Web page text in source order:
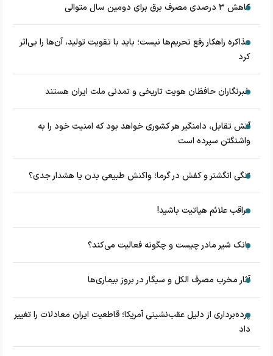
کاهش ۳ درصدی مصرف برق برای دومین سال متوالی
مذاکره راهکار رفع تحریم‌ها نیست؛ باید با تقویت تولید، آن‌ها را بی‌اثر
کرد
خبرنگاران حافظان هویت تاریخی و تمدنی ملت ایران هستند
آتش تقابل، دامنگیر هر کشوری خواهد بود که امنیت خود را به
واشنگتن سپرده است
تنگی انگشتر و کفش در گرما؛ واکنش طبیعی بدن یا هشدار جدی؟
مراقب علائم هپاتیت باشید!
بانک شیر مادر چیست و چگونه فعالیت می‌کند؟
آثار مخرب مصرف الکل و سیگار در بروز بیماری‌ها
پرده‌برداری از دلیل عقب‌نشینی آمریکا؛ قاطعیت ایران معادلات را تغییر
داد